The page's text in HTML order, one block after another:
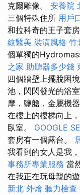
克爾雕像。 安養院
三個特殊住所 用戶
和拉科奇的王子套房
紋醫美 裝潢風格 竹
個單獨的
之家 助聽器多少錢
四個牆壁上擺脫困
池，閃閃發光的浴
摩，鹽艙，金屬機
在樓上的樓梯向上
臥室。 GOOGLE
套房有一個露台。
我看到的女人是我
事務所專業服務 當
在我正在玩母親的遊
新北 外燴 聽力檢查